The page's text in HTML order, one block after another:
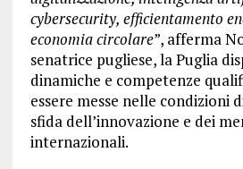
cybersecurity, efficientamento
economia circolare”, afferma
senatrice pugliese, la Puglia
dinamiche e competenze
essere messe nelle condizioni
sfida dell’innovazione e dei
internazionali.